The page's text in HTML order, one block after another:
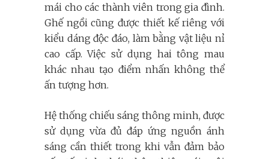
mái cho các thành viên trong gia đình.
Ghế ngồi cũng được thiết kế riêng với
kiểu dáng độc đáo, làm bằng vật liệu nỉ
cao cấp. Việc sử dụng hai tông mau
khác nhau tạo điểm nhấn không thể
ấn tượng hơn.
Hệ thống chiếu sáng thông minh, được
sử dụng vừa đủ đáp ứng nguồn ánh
sáng cần thiết trong khi vẫn đảm bảo